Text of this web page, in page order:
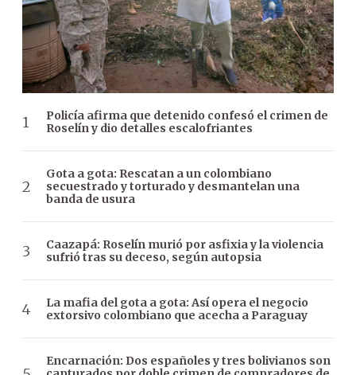
Policía afirma que detenido confesó el crimen de
Roselín y dio detalles escalofriantes
Gota a gota: Rescatan a un colombiano
secuestrado y torturado y desmantelan una
banda de usura
Caazapá: Roselín murió por asfixia y la violencia
sufrió tras su deceso, según autopsia
La mafia del gota a gota: Así opera el negocio
extorsivo colombiano que acecha a Paraguay
Encarnación: Dos españoles y tres bolivianos son